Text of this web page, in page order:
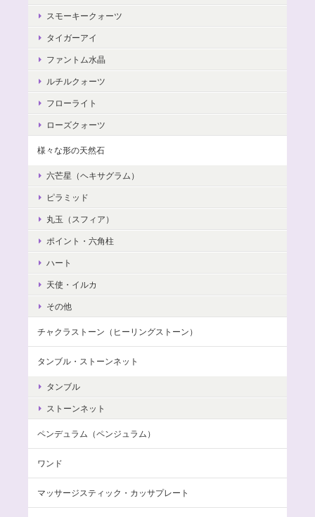
スモーキークォーツ
タイガーアイ
ファントム水晶
ルチルクォーツ
フローライト
ローズクォーツ
様々な形の天然石
六芒星（ヘキサグラム）
ピラミッド
丸玉（スフィア）
ポイント・六角柱
ハート
天使・イルカ
その他
チャクラストーン（ヒーリングストーン）
タンブル・ストーンネット
タンブル
ストーンネット
ペンデュラム（ペンジュラム）
ワンド
マッサージスティック・カッサプレート